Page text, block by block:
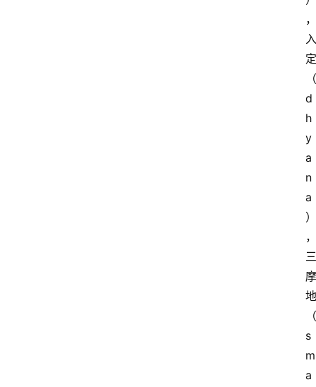
，
入
定
（
d
h
y
a
n
a
）
，
三
摩
地
（
s
m
a